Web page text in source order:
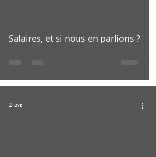
Salaires, et si nous en parlions ?
2 avr.